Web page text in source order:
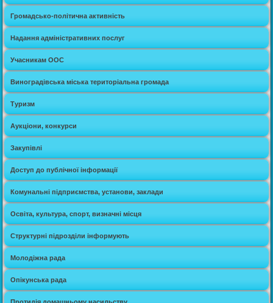
Громадсько-політична активність
Надання адміністративних послуг
Учасникам ООС
Виноградівська міська територіальна громада
Туризм
Аукціони, конкурси
Закупівлі
Доступ до публічної інформації
Комунальні підприємства, установи, заклади
Освіта, культура, спорт, визначні місця
Структурні підрозділи інформують
Молодіжна рада
Опікунська рада